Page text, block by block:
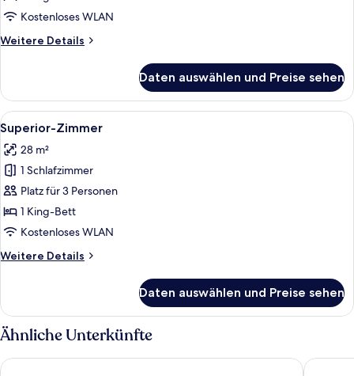
anzeigen
Kostenloses WLAN
Weitere Details
Weitere
Zimmer
(Suite)
Daten auswählen und Preise sehen
Alle
Fotos
für
Superior-
Zimmer
anzeigen
Ein Hotelzimmer mit einem großen
8
Superior-Zimmer
28 m²
1 Schlafzimmer
Platz für 3 Personen
1 King-Bett
Kostenloses WLAN
Weitere Details
Weitere
Zimmer
Daten auswählen und Preise sehen
Ähnliche Unterkünfte
99 The Heritage Hotel Jomkitti